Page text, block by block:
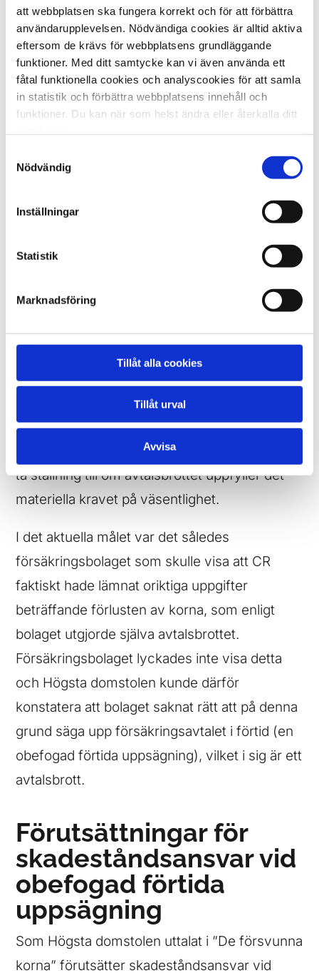
att webbplatsen ska fungera korrekt och för att förbättra
användarupplevelsen. Nödvändiga cookies är alltid aktiva
eftersom de krävs för webbplatsens grundläggande
funktioner. Med ditt samtycke kan vi även använda ett
fåtal funktionella cookies och analyscookies för att samla
in statistik och förbättra webbplatsens innehåll och
funktioner. Du kan när som helst ändra eller återkalla ditt
Läs mer om cookies i vår cookiepolicy →
Nödvändig
Inställningar
Statistik
Marknadsföring
Tillåt alla cookies
Tillåt urval
Avvisa
medföra uppsägningsrätt bör man enligt
Högsta domstolen se avtalsbrottets betydelse
främst från den uppsägande partens sida.
Av Högsta domstolens resonemang i ”De
försvunna korna” framgår också att det är
ett väsentligt avtalsbrott är för handen.
som rent faktiskt har förelegat vid tidpunkten
omständigheter som förelåg då, oavsett om
de låg till grund för uppsägningsbeslutet eller
inte, är av relevans. Med andra ord är faktorer
som blir kända även efter
uppsägningsbeslutet av relevans för
väsentlighetsbedömningen.
Först om uppsägande part lyckas visa att det
förekommit ett avtalsbrott, har domstolen att
ta ställning till om avtalsbrottet uppfyller det
materiella kravet på väsentlighet.
I det aktuella målet var det således
försäkringsbolaget som skulle visa att CR
faktiskt hade lämnat oriktiga uppgifter
beträffande förlusten av korna, som enligt
bolaget utgjorde själva avtalsbrottet.
Försäkringsbolaget lyckades inte visa detta
och Högsta domstolen kunde därför
konstatera att bolaget saknat rätt att på denna
grund säga upp försäkringsavtalet i förtid (en
obefogad förtida uppsägning), vilket i sig är ett
avtalsbrott.
Förutsättningar för
skadeståndsansvar vid
obefogad förtida
uppsägning
Som Högsta domstolen uttalat i ”De försvunna
korna” förutsätter skadeståndsansvar vid